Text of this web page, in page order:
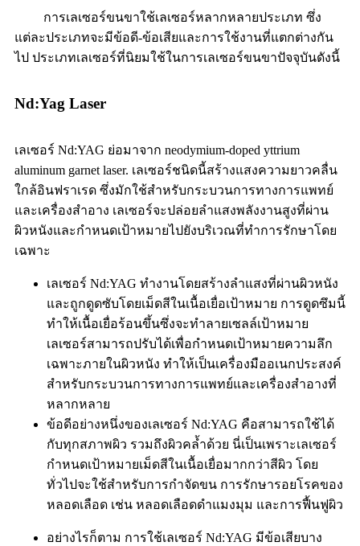
การเลเซอร์ขนขาใช้เลเซอร์หลากหลายประเภท ซึ่ง
แต่ละประเภทจะมีข้อดี-ข้อเสียและการใช้งานที่แตกต่างกัน
ไป ประเภทเลเซอร์ที่นิยมใช้ในการเลเซอร์ขนขาปัจจุบันดังนี้
Nd:Yag Laser
เลเซอร์ Nd:YAG ย่อมาจาก neodymium-doped yttrium
aluminum garnet laser. เลเซอร์ชนิดนี้สร้างแสงความยาวคลื่น
ใกล้อินฟราเรด ซึ่งมักใช้สำหรับกระบวนการทางการแพทย์
และเครื่องสำอาง เลเซอร์จะปล่อยลำแสงพลังงานสูงที่ผ่าน
ผิวหนังและกำหนดเป้าหมายไปยังบริเวณที่ทำการรักษาโดย
เฉพาะ
เลเซอร์ Nd:YAG ทำงานโดยสร้างลำแสงที่ผ่านผิวหนัง
และถูกดูดซับโดยเม็ดสีในเนื้อเยื่อเป้าหมาย การดูดซึมนี้
ทำให้เนื้อเยื่อร้อนขึ้นซึ่งจะทำลายเซลล์เป้าหมาย
เลเซอร์สามารถปรับได้เพื่อกำหนดเป้าหมายความลึก
เฉพาะภายในผิวหนัง ทำให้เป็นเครื่องมืออเนกประสงค์
สำหรับกระบวนการทางการแพทย์และเครื่องสำอางที่
หลากหลาย
ข้อดีอย่างหนึ่งของเลเซอร์ Nd:YAG คือสามารถใช้ได้
กับทุกสภาพผิว รวมถึงผิวคล้ำด้วย นี่เป็นเพราะเลเซอร์
กำหนดเป้าหมายเม็ดสีในเนื้อเยื่อมากกว่าสีผิว โดย
ทั่วไปจะใช้สำหรับการกำจัดขน การรักษารอยโรคของ
หลอดเลือด เช่น หลอดเลือดดำแมงมุม และการฟื้นฟูผิว
อย่างไรก็ตาม การใช้เลเซอร์ Nd:YAG มีข้อเสียบาง